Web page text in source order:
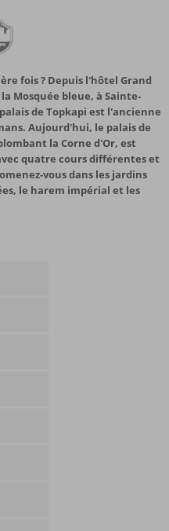
fois ? Depuis l'hôtel Grand
Mosquée bleue, à Sainte-
de Topkapi est l'ancienne
Aujourd'hui, le palais de
la Corne d'Or, est
quatre cours différentes et
vous dans les jardins
le harem impérial et les